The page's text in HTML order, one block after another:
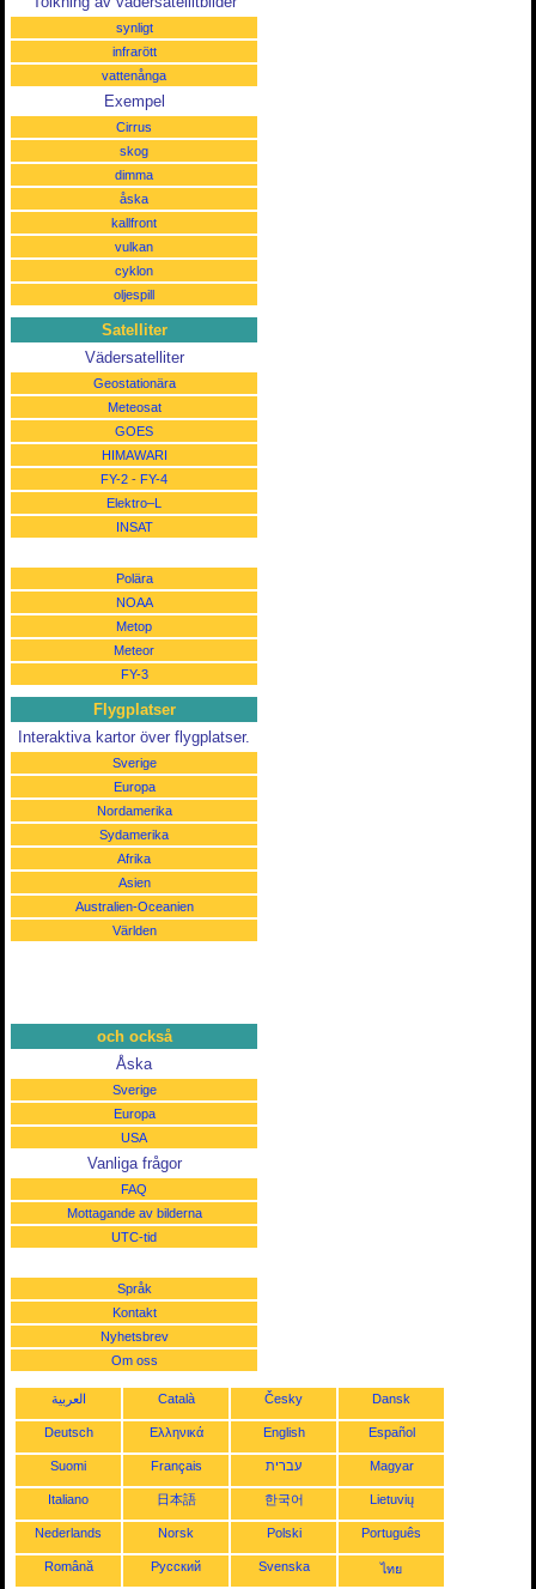
synligt
infrarött
vattenånga
Exempel
Cirrus
skog
dimma
åska
kallfront
vulkan
cyklon
oljespill
Satelliter
Vädersatelliter
Geostationära
Meteosat
GOES
HIMAWARI
FY-2 - FY-4
Elektro–L
INSAT
Polära
NOAA
Metop
Meteor
FY-3
Flygplatser
Interaktiva kartor över flygplatser.
Sverige
Europa
Nordamerika
Sydamerika
Afrika
Asien
Australien-Oceanien
Världen
och också
Åska
Sverige
Europa
USA
Vanliga frågor
FAQ
Mottagande av bilderna
UTC-tid
Språk
Kontakt
Nyhetsbrev
Om oss
العربية Català Česky Dansk
Deutsch Ελληνικά English Español
Suomi Français עברית Magyar
Italiano 日本語 한국어 Lietuvių
Nederlands Norsk Polski Português
Română Русский Svenska ไทย